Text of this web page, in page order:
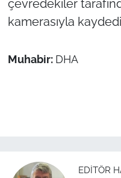
çevredekiler
kamerasıyla
Muhabir: DHA
EDITÖR